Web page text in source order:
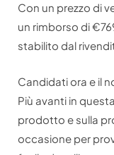
Con un prezzo di
un rimborso di
stabilito dal
Candidati ora e il
Più avanti in
prodotto e sulla
occasione per